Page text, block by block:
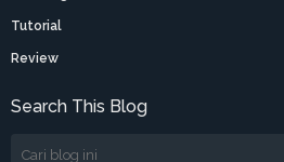
Tutorial
Review
Search This Blog